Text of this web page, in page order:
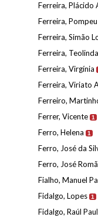
Ferreira, Plácido
Ferreira, Pompeu
Ferreira, Simão
Ferreira,
Ferreira, Virgínia
Ferreira, Viriato
Ferreiro,
Ferrer, Vicente 1
Ferro, Helena 1
Ferro, José da
Ferro, José
Fialho, Manuel
Fidalgo, Lopes 1
Fidalgo, Raúl